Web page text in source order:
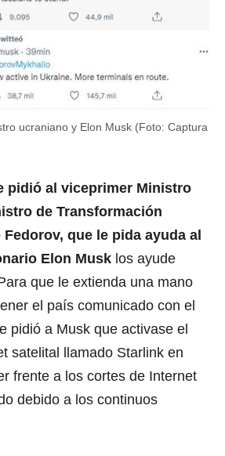
ucraniano y Elon Musk (Foto: Captura
pidió al viceprimer Ministro
de Transformación
que le pida ayuda al
Elon Musk los ayude
que le extienda una mano
el país comunicado con el
pidió a Musk que activase el
satelital llamado Starlink en
frente a los cortes de Internet
debido a los continuos